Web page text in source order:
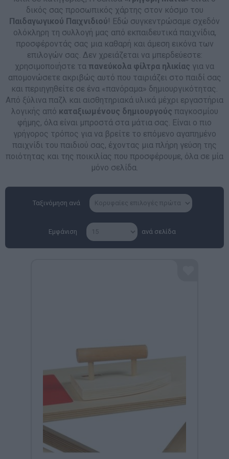
δικός σας προσωπικός χάρτης στον κόσμο του
Παιδαγωγικού Παιχνιδιού! Εδώ συγκεντρώσαμε σχεδόν
ολόκληρη τη συλλογή μας από εκπαιδευτικά παιχνίδια,
προσφέροντάς σας μια καθαρή και άμεση εικόνα των
επιλογών σας. Δεν χρειάζεται να μπερδεύεστε:
χρησιμοποιήστε τα πανεύκολα φίλτρα ηλικίας για να
απομονώσετε ακριβώς αυτό που ταιριάζει στο παιδί σας
και περιηγηθείτε σε ένα «πανόραμα» δημιουργικότητας.
Από ξύλινα παζλ και αισθητηριακά υλικά μέχρι εργαστήρια
λογικής από καταξιωμένους δημιουργούς παγκοσμίου
φήμης, όλα είναι μπροστά στα μάτια σας. Είναι ο πιο
γρήγορος τρόπος για να βρείτε το επόμενο αγαπημένο
παιχνίδι του παιδιού σας, έχοντας μια πλήρη γεύση της
ποιότητας και της ποικιλίας που προσφέρουμε, όλα σε μία
μόνο σελίδα.
Ταξινόμηση ανά
Εμφάνιση ανά σελίδα